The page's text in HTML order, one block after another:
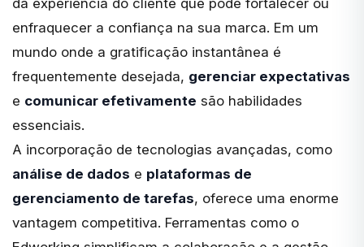
da experiência do cliente que pode fortalecer ou
enfraquecer a confiança na sua marca. Em um
mundo onde a gratificação instantânea é
frequentemente desejada, gerenciar expectativas
e comunicar efetivamente são habilidades
essenciais.
A incorporação de tecnologias avançadas, como
análise de dados e plataformas de
gerenciamento de tarefas, oferece uma enorme
vantagem competitiva. Ferramentas como o